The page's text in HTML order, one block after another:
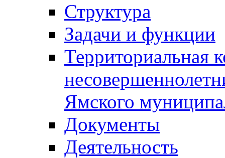
Структура
Задачи и функции
Территориальная
Ямского
Документы
Деятельность